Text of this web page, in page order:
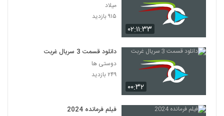
۰۲:۱۱:۳۳
میلاد
۹۱۵ بازدید
۰۰:۳۲
دانلود قسمت 3 سریال غربت
دوستی ها
۲۴۹ بازدید
فیلم فرمانده 2024